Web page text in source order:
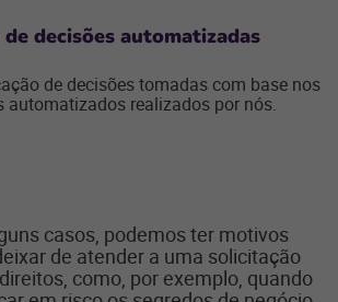
de decisões automatizadas
de decisões tomadas com base nos
automatizados realizados por nós.
casos, podemos ter motivos
de atender a uma solicitação
como, por exemplo, quando